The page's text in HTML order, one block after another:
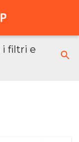
i filtri e